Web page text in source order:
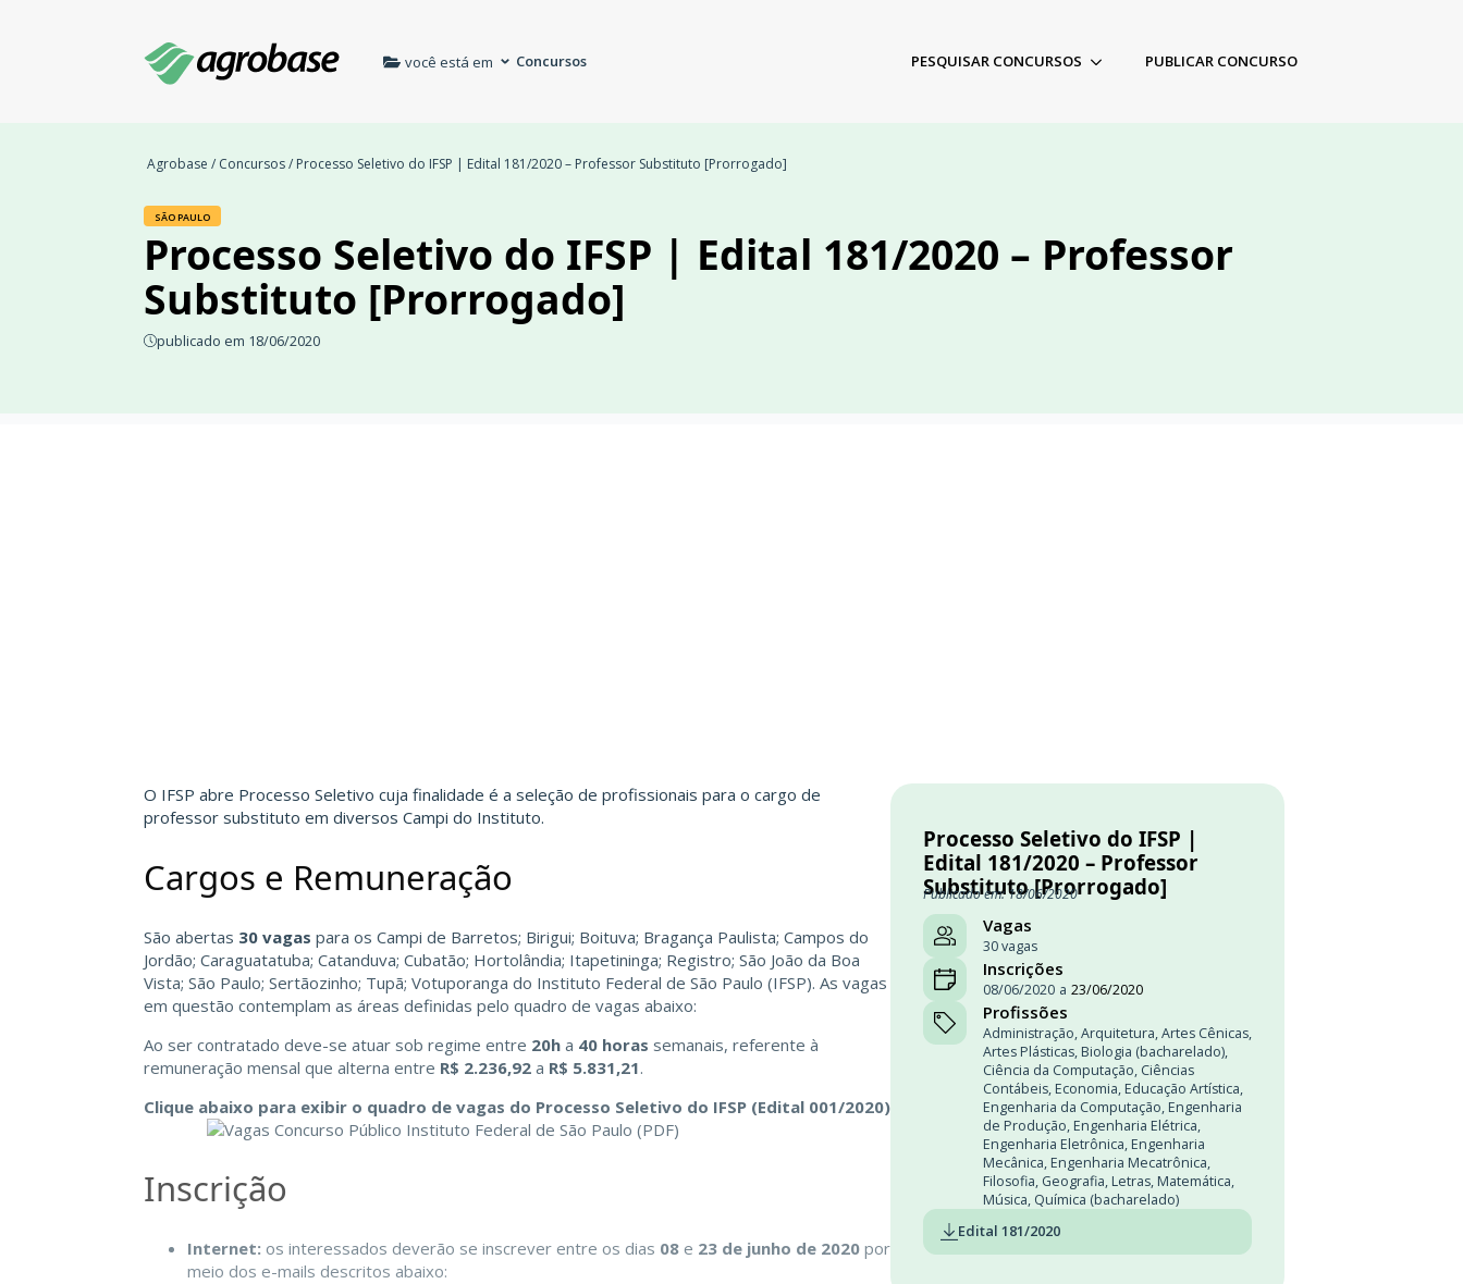
você está em Concursos PESQUISAR CONCURSOS PUBLICAR CONCURSO
Agrobase / Concursos/ Processo Seletivo do IFSP | Edital 181/2020 – Professor Substituto [Prorrogado]
SÃO PAULO
Processo Seletivo do IFSP | Edital 181/2020 – Professor
Substituto [Prorrogado]
publicado em 18/06/2020
O IFSP abre Processo Seletivo cuja finalidade é a seleção de profissionais para o cargo de
professor substituto em diversos Campi do Instituto.
Cargos e Remuneração
São abertas 30 vagas para os Campi de Barretos; Birigui; Boituva; Bragança Paulista; Campos do
Jordão; Caraguatatuba; Catanduva; Cubatão; Hortolândia; Itapetininga; Registro; São João da Boa
Vista; São Paulo; Sertãozinho; Tupã; Votuporanga do Instituto Federal de São Paulo (IFSP). As vagas
em questão contemplam as áreas definidas pelo quadro de vagas abaixo:
Ao ser contratado deve-se atuar sob regime entre 20h a 40 horas semanais, referente à
remuneração mensal que alterna entre R$ 2.236,92 a R$ 5.831,21.
Clique abaixo para exibir o quadro de vagas do Processo Seletivo do IFSP (Edital 001/2020)
Inscrição
Internet: os interessados deverão se inscrever entre os dias 08 e 23 de junho de 2020 por
meio dos e-mails descritos abaixo:
Processo Seletivo do IFSP |
Edital 181/2020 – Professor
Substituto [Prorrogado]
Publicado em: 18/06/2020
Vagas
30 vagas
Inscrições
08/06/2020 a 23/06/2020
Profissões
Administração,Arquitetura,Artes Cênicas,
Artes Plásticas, Biologia (bacharelado),
Ciência da Computação, Ciências
Contábeis, Economia, Educação Artística,
Engenharia da Computação, Engenharia
de Produção, Engenharia Elétrica,
Engenharia Eletrônica, Engenharia
Mecânica, Engenharia Mecatrônica,
Filosofia, Geografia, Letras, Matemática,
Música, Química (bacharelado)
Edital 181/2020